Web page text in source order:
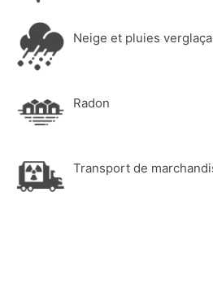
Neige et pluies
Radon
Transport de